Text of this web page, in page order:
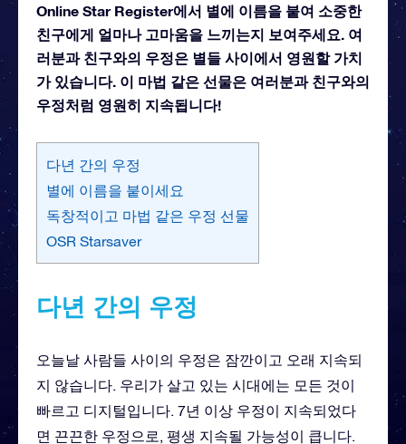
Online Star Register에서 별에 이름을 붙여 소중한
친구에게 얼마나 고마움을 느끼는지 보여주세요. 여
러분과 친구와의 우정은 별들 사이에서 영원할 가치
가 있습니다. 이 마법 같은 선물은 여러분과 친구와의
우정처럼 영원히 지속됩니다!
다년 간의 우정
별에 이름을 붙이세요
독창적이고 마법 같은 우정 선물
OSR Starsaver
다년 간의 우정
오늘날 사람들 사이의 우정은 잠깐이고 오래 지속되
지 않습니다. 우리가 살고 있는 시대에는 모든 것이
빠르고 디지털입니다. 7년 이상 우정이 지속되었다
면 끈끈한 우정으로, 평생 지속될 가능성이 큽니다.